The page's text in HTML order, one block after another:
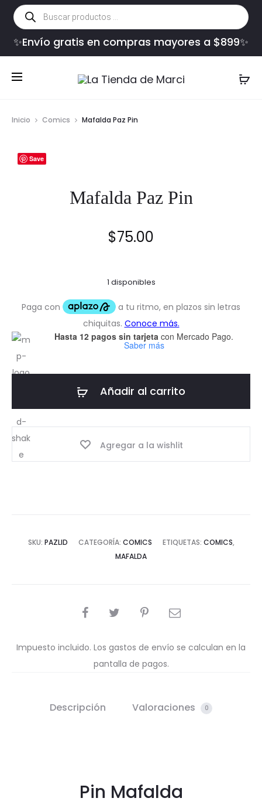
Búsqueda
de
productos
✨Envío gratis en compras mayores a $899✨
Inicio Comics Mafalda Paz Pin
Save
Mafalda Paz Pin
$75.00
1 disponibles
Hasta 12 pagos sin tarjeta con Mercado Pago.
Saber más
Añadir al carrito
Agregar a la wishlit
SKU: PAZLID CATEGORÍA: COMICS ETIQUETAS: COMICS,
MAFALDA
COMPARTIR
Impuesto incluido. Los gastos de envío se calculan en la
pantalla de pagos.
Descripción Valoraciones 0
Pin Mafalda